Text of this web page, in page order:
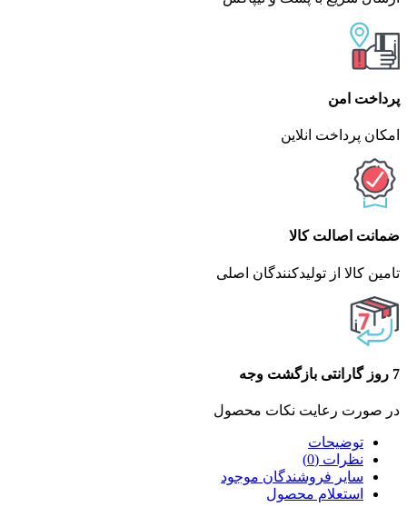
پرداخت امن
امکان پرداخت انلاین
ضمانت اصالت کالا
تامین کالا از تولیدکنندگان اصلی
7 روز گارانتی بازگشت وجه
در صورت رعایت نکات محصول
توضیحات
نظرات (0)
سایر فروشندگان موجود
استعلام محصول